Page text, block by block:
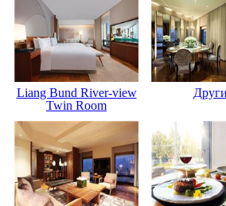
Liang Bund River-view
Twin Room